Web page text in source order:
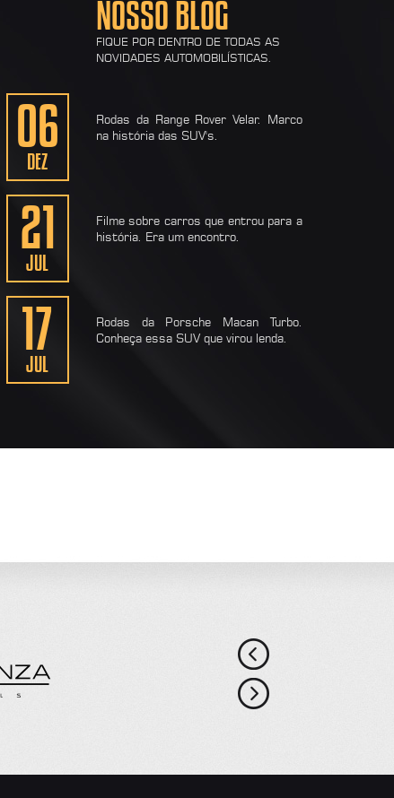
NOSSO BLOG
FIQUE POR DENTRO DE TODAS AS
NOVIDADES AUTOMOBILÍSTICAS.
06
DEZ
Rodas da Range Rover Velar. Marco
na história das SUV's.
21
JUL
Filme sobre carros que entrou para a
história. Era um encontro.
17
JUL
Rodas da Porsche Macan Turbo.
Conheça essa SUV que virou lenda.